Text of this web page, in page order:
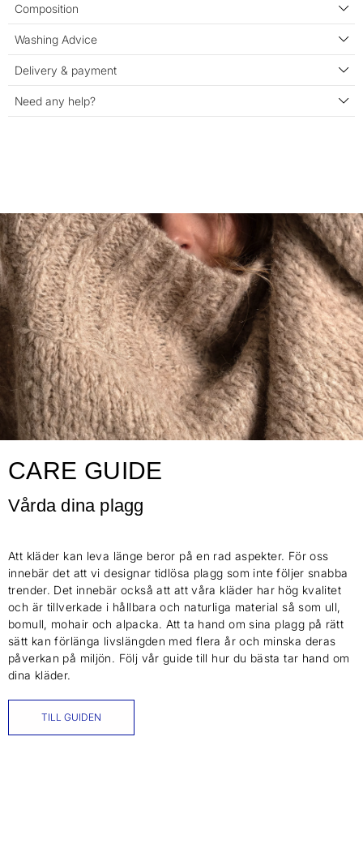
Composition
Washing Advice
Delivery & payment
Need any help?
CARE GUIDE
Vårda dina plagg
Att kläder kan leva länge beror på en rad aspekter. För oss
innebär det att vi designar tidlösa plagg som inte följer snabba
trender. Det innebär också att att våra kläder har hög kvalitet
och är tillverkade i hållbara och naturliga material så som ull,
bomull, mohair och alpacka. Att ta hand om sina plagg på rätt
sätt kan förlänga livslängden med flera år och minska deras
påverkan på miljön. Följ vår guide till hur du bästa tar hand om
dina kläder.
TILL GUIDEN